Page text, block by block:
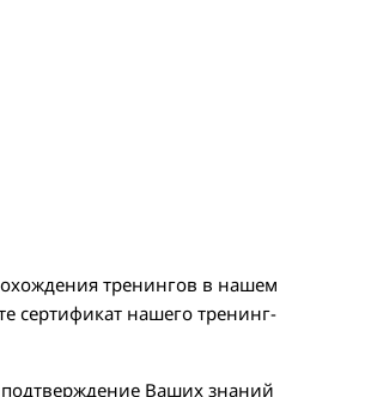
тренингов в нашем
сертификат нашего тренинг-
Ваших знаний